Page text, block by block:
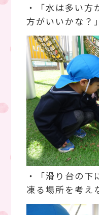
・「水は多い方
方がいいかな？」
・「滑り台の下
凍る場所を考